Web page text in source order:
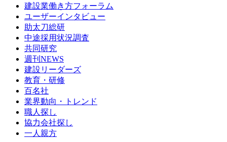
建設業働き方フォーラム
ユーザーインタビュー
助太刀総研
中途採用状況調査
共同研究
週刊NEWS
建設リーダーズ
教育・研修
百名社
業界動向・トレンド
職人探し
協力会社探し
一人親方